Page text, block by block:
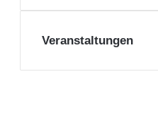
Veranstaltungen